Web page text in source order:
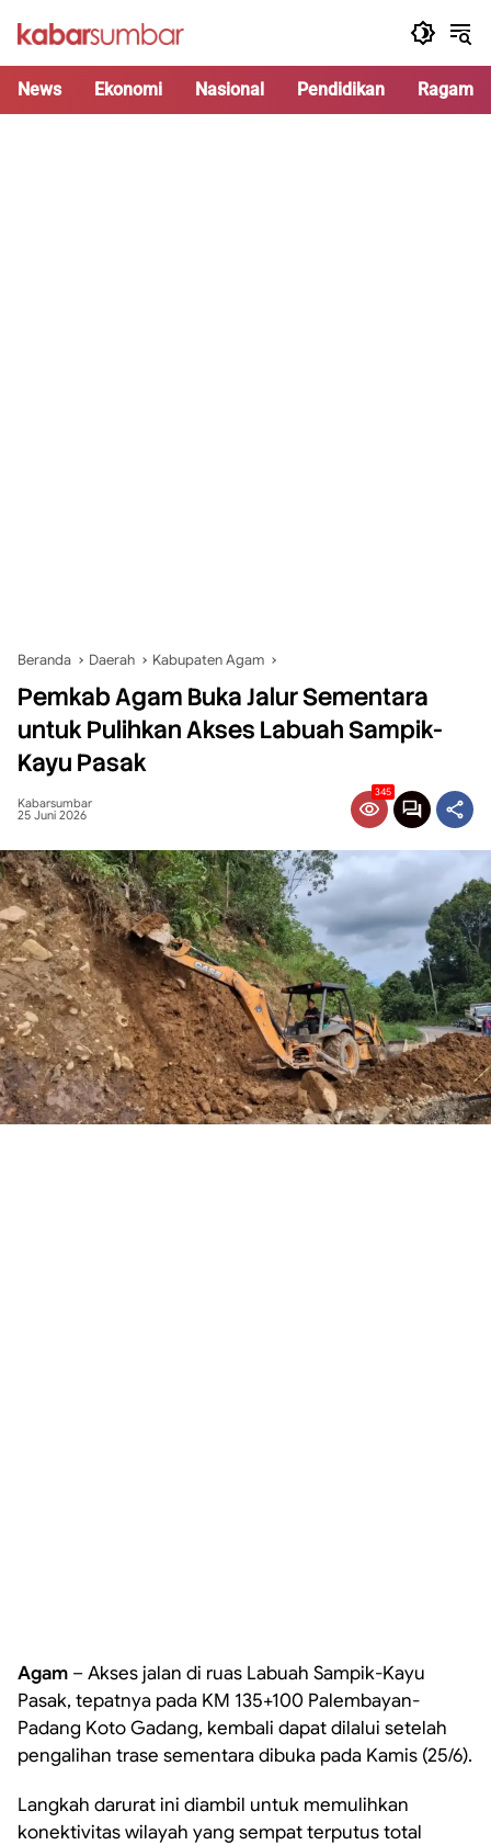
News Ekonomi Nasional Pendidikan Ragam
Beranda Daerah Kabupaten Agam
Pemkab Agam Buka Jalur Sementara
untuk Pulihkan Akses Labuah Sampik-
Kayu Pasak
Kabarsumbar
25 Juni 2026
345
Agam – Akses jalan di ruas Labuah Sampik-Kayu
Pasak, tepatnya pada KM 135+100 Palembayan-
Padang Koto Gadang, kembali dapat dilalui setelah
pengalihan trase sementara dibuka pada Kamis (25/6).
Langkah darurat ini diambil untuk memulihkan
konektivitas wilayah yang sempat terputus total